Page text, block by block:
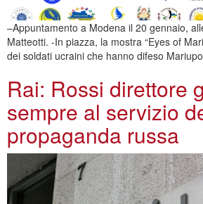
–Appuntamento a Modena il 20 gennaio,
Matteotti. -In piazza, la mostra “Eyes of
dei soldati ucraini che hanno difeso
Rai: Rossi direttore
sempre al servizio
propaganda russa